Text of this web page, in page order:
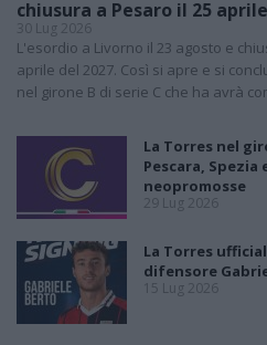
chiusura a Pesaro il 25
30 Lug 2026
L'esordio a Livorno il 23 agosto e
aprile del 2027. Così si apre e si
nel girone B di serie C che ha avrà
La Torres nel
Pescara, Spezia
neopromosse
29 Lug 2026
La Torres
difensore
15 Lug 2026